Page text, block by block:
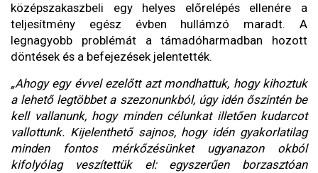
középszakaszbeli egy helyes előrelépés ellenére a
teljesítmény egész évben hullámzó maradt. A
legnagyobb problémát a támadóharmadban hozott
döntések és a befejezések jelentették.
„Ahogy egy évvel ezelőtt azt mondhattuk, hogy kihoztuk
a lehető legtöbbet a szezonunkból, úgy idén őszintén be
kell vallanunk, hogy minden célunkat illetően kudarcot
vallottunk. Kijelenthető sajnos, hogy idén gyakorlatilag
minden fontos mérkőzésünket ugyanazon okból
kifolyólag veszítettük el: egyszerűen borzasztóan